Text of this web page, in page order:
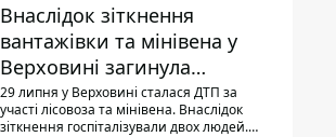
Внаслідок зіткнення
вантажівки та мінівена у
Верховині загинула
пасажирка, водійка - у
лікарні
29 липня у Верховині сталася ДТП за
участі лісовоза та мінівена. Внаслідок
зіткнення госпіталізували двох людей.